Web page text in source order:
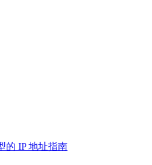
的 IP 地址指南